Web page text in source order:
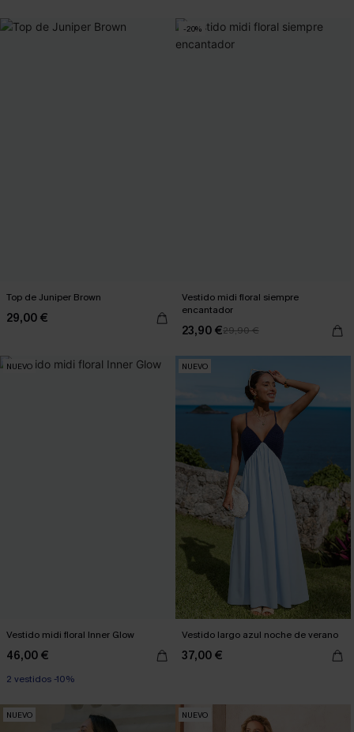
Top de Juniper Brown
29,00 €
-20%
Vestido midi floral siempre
encantador
23,90 €29,90 €
NUEVO
Vestido midi floral Inner Glow
46,00 €
2 vestidos -10%
NUEVO
Vestido largo azul noche de verano
37,00 €
NUEVO NUEVO